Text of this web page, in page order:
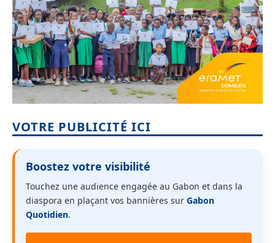
VOTRE PUBLICITÉ ICI
Boostez votre visibilité
Touchez une audience engagée au Gabon et dans la
diaspora en plaçant vos bannières sur Gabon
Quotidien.